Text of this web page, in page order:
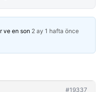
ve en son 2 ay 1 hafta önce
#19337